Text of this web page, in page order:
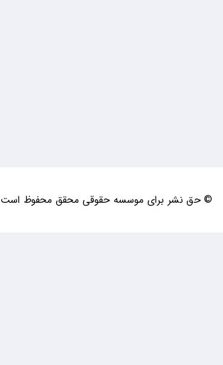
© حق نشر برای موسسه حقوقی محقق محفوظ است 2026